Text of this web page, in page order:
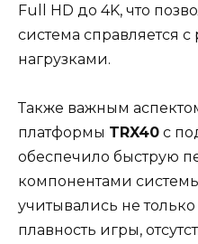
Full HD до 4K, что
система справляется
нагрузками.
Также важным
платформы TRX40 с
обеспечило быструю
компонентами
учитывались не
плавность игры,